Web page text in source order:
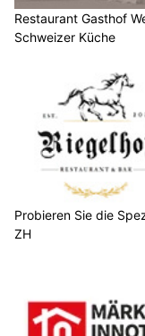
Restaurant Gasthof
Schweizer Küche
Probieren Sie die
ZH